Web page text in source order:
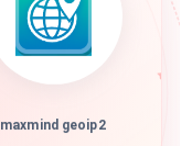
maxmind geoip2